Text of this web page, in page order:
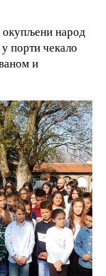
народ
порти чекало
и